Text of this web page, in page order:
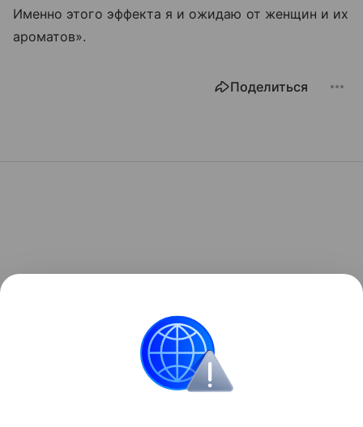
Именно этого эффекта я и ожидаю от женщин и их
ароматов».
Поделиться